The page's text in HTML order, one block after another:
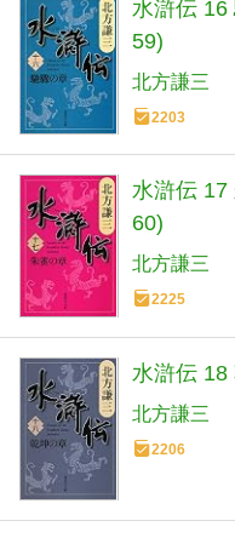
水滸伝 16
59)
北方謙三
2203
水滸伝 17
60)
北方謙三
2225
水滸伝 18
北方謙三
2206